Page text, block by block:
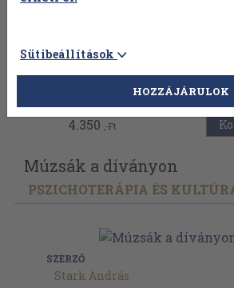
Vissza az előző oldalra
4.350 ,-Ft
Múzsák a díványon
PSZICHOTERÁPIA ÉS
SZERZŐ
Stark András
Sütibeállítások
HOZZÁJÁRULOK